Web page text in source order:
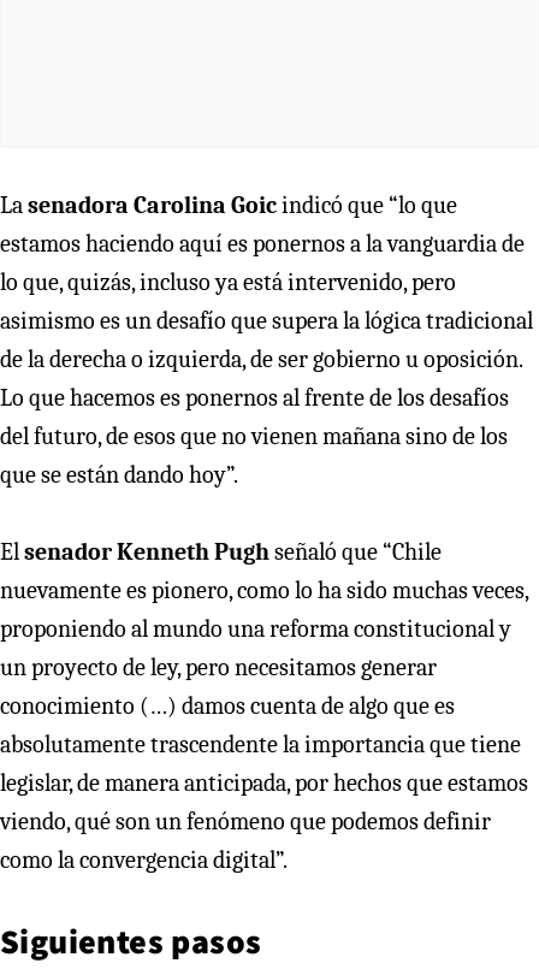
Lasenadora Carolina Goicindicó que “lo que
estamos haciendo aquí es ponernos a la vanguardia de
lo que, quizás, incluso ya está intervenido, pero
asimismo es un desafío que supera la lógica tradicional
de la derecha o izquierda, de ser gobierno u oposición.
Lo que hacemos es ponernos al frente de los desafíos
del futuro, de esos que no vienen mañana sino de los
que se están dando hoy”.
Elsenador Kenneth Pughseñaló que “Chile
nuevamente es pionero, como lo ha sido muchas veces,
proponiendo al mundo una reforma constitucional y
un proyecto de ley, pero necesitamos generar
conocimiento (…) damos cuenta de algo que es
absolutamente trascendente la importancia que tiene
legislar, de manera anticipada, por hechos que estamos
viendo, qué son un fenómeno que podemos definir
como la convergencia digital”.
Siguientes pasos